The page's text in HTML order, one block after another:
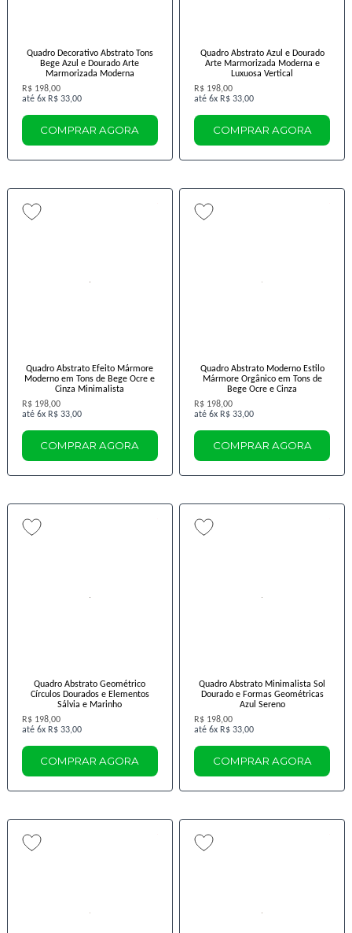
Quadro Decorativo Abstrato Tons
Bege Azul e Dourado Arte
Marmorizada Moderna
R$ 198,00
6x R$ 33,00
COMPRAR AGORA
Quadro Abstrato Azul e Dourado
Arte Marmorizada Moderna e
Luxuosa Vertical
R$ 198,00
6x R$ 33,00
COMPRAR AGORA
Quadro Abstrato Efeito Mármore
Moderno em Tons de Bege Ocre e
Cinza Minimalista
R$ 198,00
6x R$ 33,00
COMPRAR AGORA
Quadro Abstrato Moderno Estilo
Mármore Orgânico em Tons de
Bege Ocre e Cinza
R$ 198,00
6x R$ 33,00
COMPRAR AGORA
Quadro Abstrato Geométrico
Círculos Dourados e Elementos
Sálvia e Marinho
R$ 198,00
6x R$ 33,00
COMPRAR AGORA
Quadro Abstrato Minimalista Sol
Dourado e Formas Geométricas
Azul Sereno
R$ 198,00
6x R$ 33,00
COMPRAR AGORA